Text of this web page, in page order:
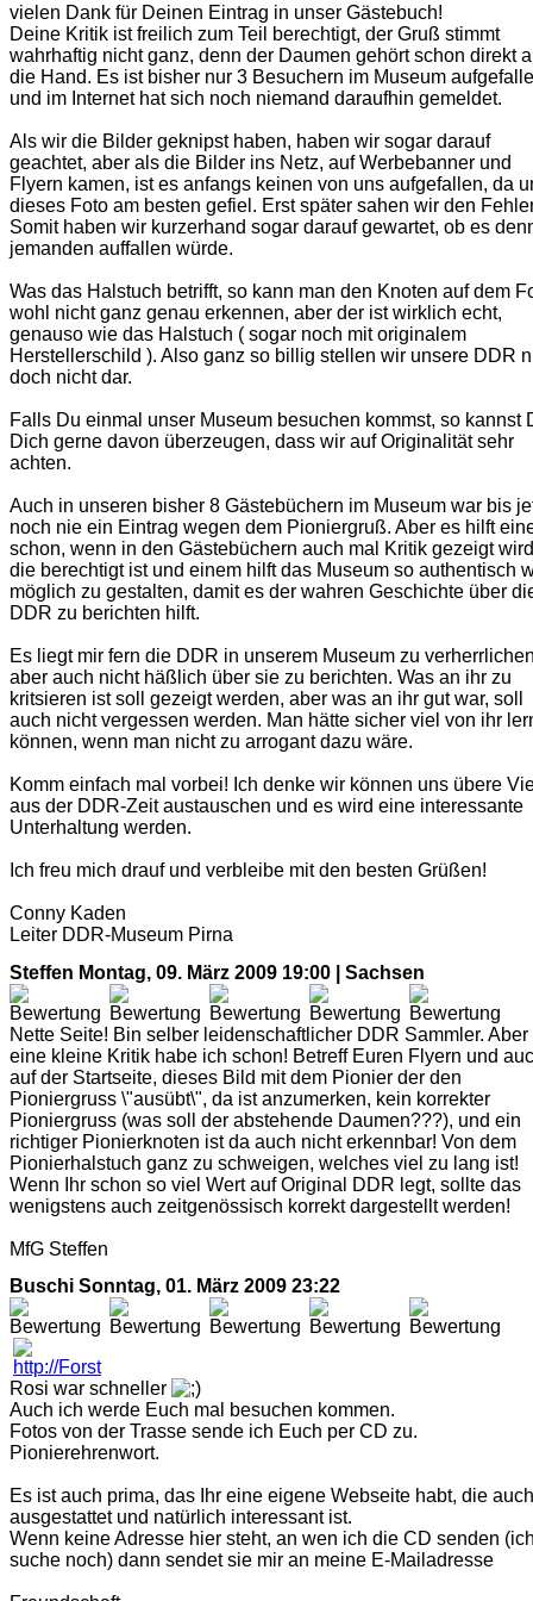
vielen Dank für Deinen Eintrag in unser Gästebuch!
Deine Kritik ist freilich zum Teil berechtigt, der Gruß stimmt
wahrhaftig nicht ganz, denn der Daumen gehört schon direkt
die Hand. Es ist bisher nur 3 Besuchern im Museum
und im Internet hat sich noch niemand daraufhin gemeldet.
Als wir die Bilder geknipst haben, haben wir sogar darauf
geachtet, aber als die Bilder ins Netz, auf Werbebanner und
Flyern kamen, ist es anfangs keinen von uns aufgefallen, da
dieses Foto am besten gefiel. Erst später sahen wir den
Somit haben wir kurzerhand sogar darauf gewartet, ob es
jemanden auffallen würde.
Was das Halstuch betrifft, so kann man den Knoten auf dem
wohl nicht ganz genau erkennen, aber der ist wirklich echt,
genauso wie das Halstuch ( sogar noch mit originalem
Herstellerschild ). Also ganz so billig stellen wir unsere DDR
doch nicht dar.
Falls Du einmal unser Museum besuchen kommst, so kannst
Dich gerne davon überzeugen, dass wir auf Originalität sehr
achten.
Auch in unseren bisher 8 Gästebüchern im Museum war bis
noch nie ein Eintrag wegen dem Pioniergruß. Aber es hilft
schon, wenn in den Gästebüchern auch mal Kritik gezeigt
die berechtigt ist und einem hilft das Museum so authentisch
möglich zu gestalten, damit es der wahren Geschichte über
DDR zu berichten hilft.
Es liegt mir fern die DDR in unserem Museum zu
aber auch nicht häßlich über sie zu berichten. Was an ihr zu
kritsieren ist soll gezeigt werden, aber was an ihr gut war, soll
auch nicht vergessen werden. Man hätte sicher viel von ihr
können, wenn man nicht zu arrogant dazu wäre.
Komm einfach mal vorbei! Ich denke wir können uns übere
aus der DDR-Zeit austauschen und es wird eine interessante
Unterhaltung werden.
Ich freu mich drauf und verbleibe mit den besten Grüßen!
Conny Kaden
Leiter DDR-Museum Pirna
Steffen Montag, 09. März 2009 19:00 | Sachsen
Nette Seite! Bin selber leidenschaftlicher DDR Sammler. Aber
eine kleine Kritik habe ich schon! Betreff Euren Flyern und
auf der Startseite, dieses Bild mit dem Pionier der den
Pioniergruss \"ausübt\", da ist anzumerken, kein korrekter
Pioniergruss (was soll der abstehende Daumen???), und ein
richtiger Pionierknoten ist da auch nicht erkennbar! Von dem
Pionierhalstuch ganz zu schweigen, welches viel zu lang ist!
Wenn Ihr schon so viel Wert auf Original DDR legt, sollte das
wenigstens auch zeitgenössisch korrekt dargestellt werden!
MfG Steffen
Buschi Sonntag, 01. März 2009 23:22
Rosi war schneller
Auch ich werde Euch mal besuchen kommen.
Fotos von der Trasse sende ich Euch per CD zu.
Pionierehrenwort.
Es ist auch prima, das Ihr eine eigene Webseite habt, die
ausgestattet und natürlich interessant ist.
Wenn keine Adresse hier steht, an wen ich die CD senden
suche noch) dann sendet sie mir an meine E-Mailadresse